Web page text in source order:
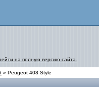
на полную версию сайта.
» Peugeot 408 Style